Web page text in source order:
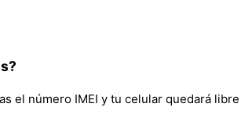
el número IMEI y tu celular quedará